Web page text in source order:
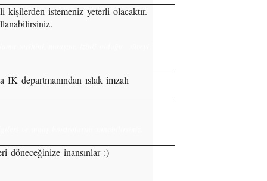
istemeniz yeterli olacaktır.
departmanından ıslak imzalı
döneceğinize inansınlar :)